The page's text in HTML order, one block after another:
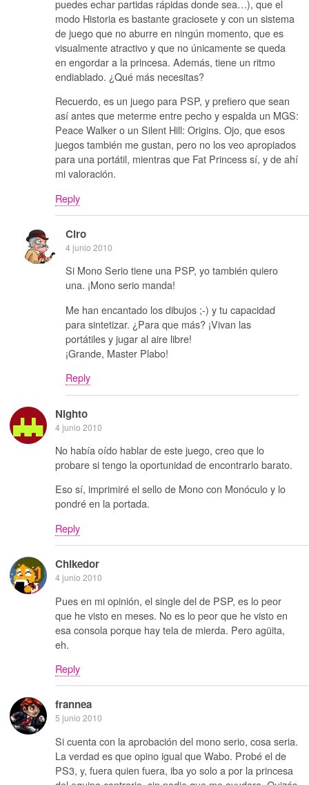
puedes echar partidas rápidas donde sea…), que el
modo Historia es bastante graciosete y con un sistema
de juego que no aburre en ningún momento, que es
visualmente atractivo y que no únicamente se queda
en engordar a la princesa. Además, tiene un ritmo
endiablado. ¿Qué más necesitas?
Recuerdo, es un juego para PSP, y prefiero que sean
así antes que meterme entre pecho y espalda un MGS:
Peace Walker o un Silent Hill: Origins. Ojo, que esos
juegos también me gustan, pero no los veo apropiados
para una portátil, mientras que Fat Princess sí, y de ahí
mi valoración.
Reply
Ciro
4 junio 2010
Si Mono Serio tiene una PSP, yo también quiero
una. ¡Mono serio manda!
Me han encantado los dibujos ;-) y tu capacidad
para sintetizar. ¿Para que más? ¡Vivan las
portátiles y jugar al aire libre!
¡Grande, Master Plabo!
Reply
Nighto
4 junio 2010
No había oído hablar de este juego, creo que lo
probare si tengo la oportunidad de encontrarlo barato.
Eso sí, imprimiré el sello de Mono con Monóculo y lo
pondré en la portada.
Reply
Chikedor
4 junio 2010
Pues en mi opinión, el single del de PSP, es lo peor
que he visto en meses. No es lo peor que he visto en
esa consola porque hay tela de mierda. Pero agüita,
eh.
Reply
frannea
5 junio 2010
Si cuenta con la aprobación del mono serio, cosa seria.
La verdad es que opino igual que Wabo. Probé el de
PS3, y, fuera quien fuera, iba yo solo a por la princesa